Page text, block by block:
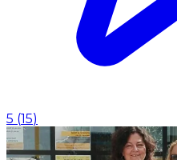
5 (15)